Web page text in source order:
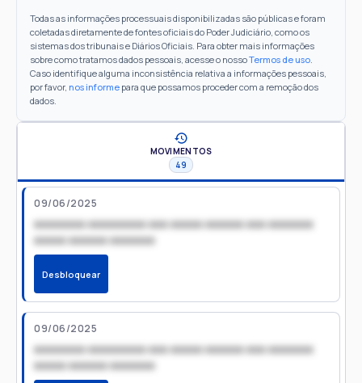
Todas as informações processuais disponibilizadas são públicas e foram
coletadas diretamente de fontes oficiais do Poder Judiciário, como os
sistemas dos tribunais e Diários Oficiais. Para obter mais informações
sobre como tratamos dados pessoais, acesse o nossoTermos de uso.
Caso identifique alguma inconsistência relativa a informações pessoais,
por favor, nos informe para que possamos proceder com a remoção dos
dados.
MOVIMENTOS
49
09/06/2025
xxxxxxxx xxxxxxxxx xxx xxxxx xxxxxx xxx xxxxxxx
xxxxx xxxxxx xxxxxxx
Desbloquear
09/06/2025
xxxxxxxx xxxxxxxxx xxx xxxxx xxxxxx xxx xxxxxxx
xxxxx xxxxxx xxxxxxx